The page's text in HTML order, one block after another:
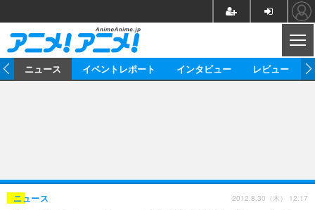
ニュース イベントレポート インタビュー レビュー
ニュース 2012.8.30（木） 12:17